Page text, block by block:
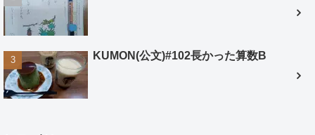
KUMON(公文)#102長かった算数B